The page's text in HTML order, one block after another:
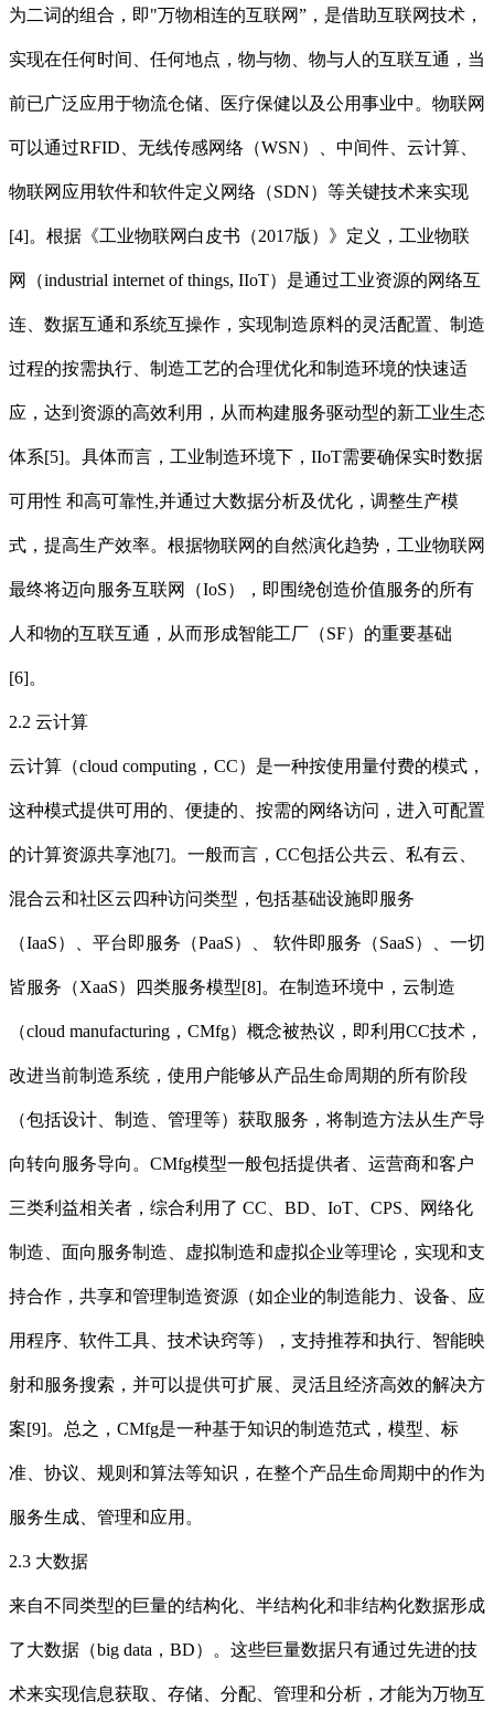
为二词的组合，即"万物相连的互联网”，是借助互联网技术，
实现在任何时间、任何地点，物与物、物与人的互联互通，当
前已广泛应用于物流仓储、医疗保健以及公用事业中。物联网
可以通过RFID、无线传感网络（WSN）、中间件、云计算、
物联网应用软件和软件定义网络（SDN）等关键技术来实现
[4]。根据《工业物联网白皮书（2017版）》定义，工业物联
网（industrial internet of things, IIoT）是通过工业资源的网络互
连、数据互通和系统互操作，实现制造原料的灵活配置、制造
过程的按需执行、制造工艺的合理优化和制造环境的快速适
应，达到资源的高效利用，从而构建服务驱动型的新工业生态
体系[5]。具体而言，工业制造环境下，IIoT需要确保实时数据
可用性 和高可靠性,并通过大数据分析及优化，调整生产模
式，提高生产效率。根据物联网的自然演化趋势，工业物联网
最终将迈向服务互联网（IoS），即围绕创造价值服务的所有
人和物的互联互通，从而形成智能工厂（SF）的重要基础
[6]。
2.2 云计算
云计算（cloud computing，CC）是一种按使用量付费的模式，
这种模式提供可用的、便捷的、按需的网络访问，进入可配置
的计算资源共享池[7]。一般而言，CC包括公共云、私有云、
混合云和社区云四种访问类型，包括基础设施即服务
（IaaS）、平台即服务（PaaS）、 软件即服务（SaaS）、一切
皆服务（XaaS）四类服务模型[8]。在制造环境中，云制造
（cloud manufacturing，CMfg）概念被热议，即利用CC技术，
改进当前制造系统，使用户能够从产品生命周期的所有阶段
（包括设计、制造、管理等）获取服务，将制造方法从生产导
向转向服务导向。CMfg模型一般包括提供者、运营商和客户
三类利益相关者，综合利用了 CC、BD、IoT、CPS、网络化
制造、面向服务制造、虚拟制造和虚拟企业等理论，实现和支
持合作，共享和管理制造资源（如企业的制造能力、设备、应
用程序、软件工具、技术诀窍等），支持推荐和执行、智能映
射和服务搜索，并可以提供可扩展、灵活且经济高效的解决方
案[9]。总之，CMfg是一种基于知识的制造范式，模型、标
准、协议、规则和算法等知识，在整个产品生命周期中的作为
服务生成、管理和应用。
2.3 大数据
来自不同类型的巨量的结构化、半结构化和非结构化数据形成
了大数据（big data，BD）。这些巨量数据只有通过先进的技
术来实现信息获取、存储、分配、管理和分析，才能为万物互